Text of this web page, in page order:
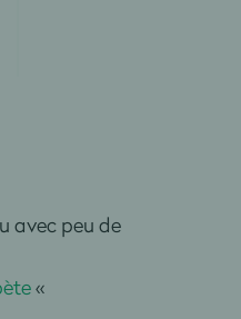
avec peu de
«